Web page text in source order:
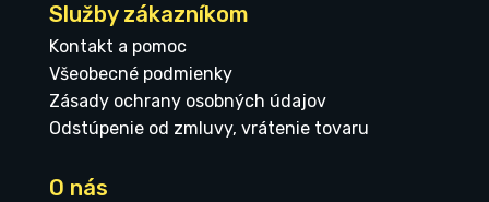
Služby zákazníkom
Kontakt a pomoc
Všeobecné podmienky
Zásady ochrany osobných údajov
Odstúpenie od zmluvy, vrátenie tovaru
O nás